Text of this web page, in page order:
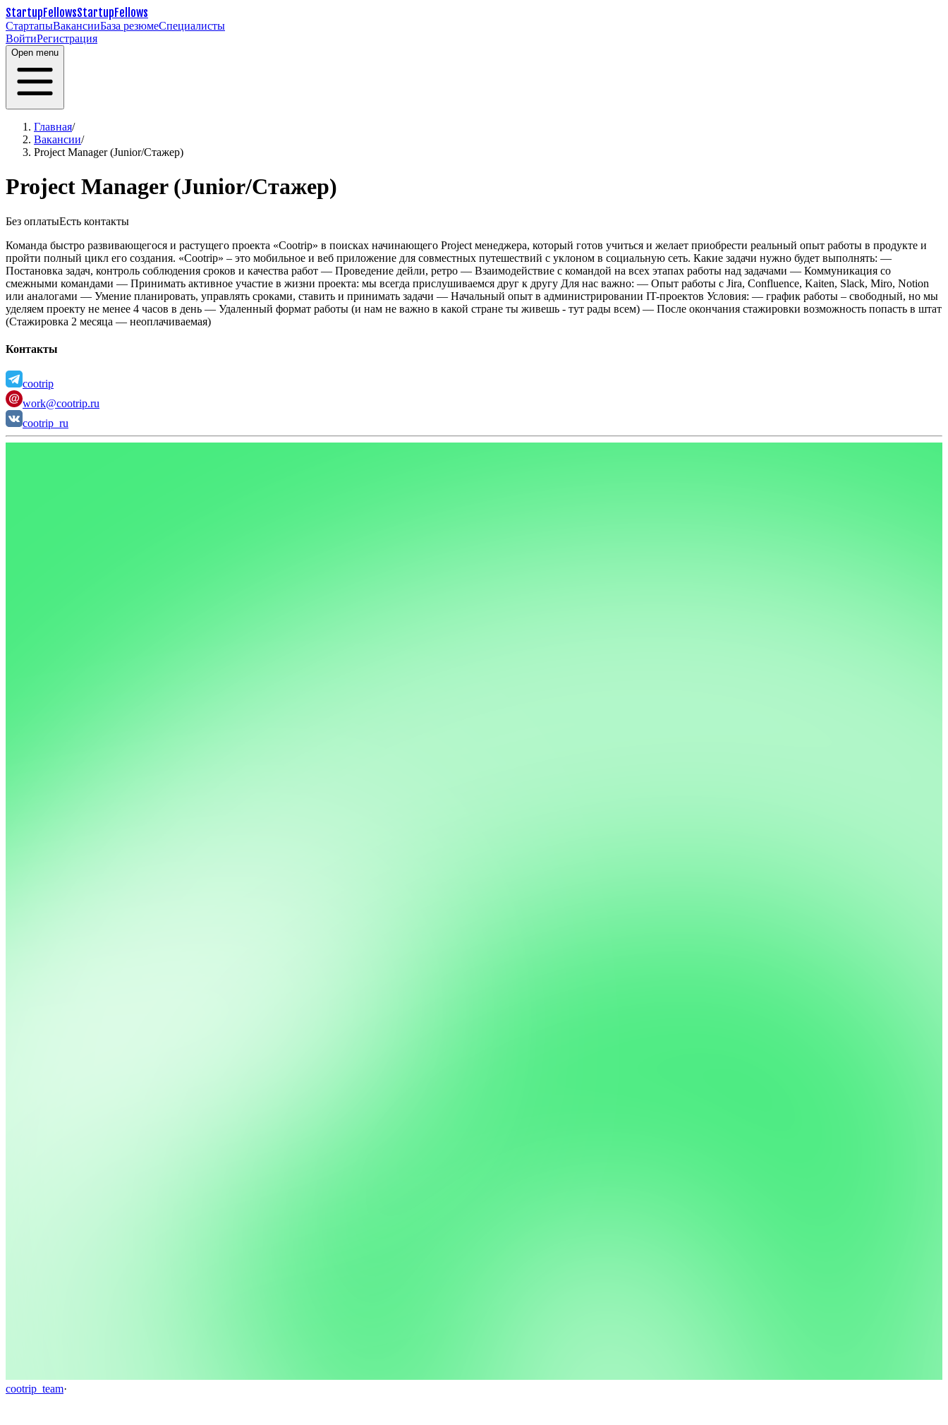
StartupFellowsStartupFellows
СтартапыВакансииБаза резюмеСпециалисты
ВойтиРегистрация
Open menu
Главная/
Вакансии/
Project Manager (Junior/Стажер)
Project Manager (Junior/Стажер)
Без оплатыЕсть контакты
Команда быстро развивающегося и растущего проекта «Cootrip» в поисках начинающего Project менеджера, который готов учиться и желает приобрести реальный опыт работы в продукте и
пройти полный цикл его создания. «Cootrip» – это мобильное и веб приложение для совместных путешествий с уклоном в социальную сеть. Какие задачи нужно будет выполнять: —
Постановка задач, контроль соблюдения сроков и качества работ — Проведение дейли, ретро — Взаимодействие с командой на всех этапах работы над задачами — Коммуникация со
смежными командами — Принимать активное участие в жизни проекта: мы всегда прислушиваемся друг к другу Для нас важно: — Опыт работы с Jira, Confluence, Kaiten, Slack, Miro, Notion
или аналогами — Умение планировать, управлять сроками, ставить и принимать задачи — Начальный опыт в администрировании IT-проектов Условия: — график работы – свободный, но мы
уделяем проекту не менее 4 часов в день — Удаленный формат работы (и нам не важно в какой стране ты живешь - тут рады всем) — После окончания стажировки возможность попасть в штат
(Стажировка 2 месяца — неоплачиваемая)
Контакты
cootrip
work@cootrip.ru
cootrip_ru
cootrip_team·